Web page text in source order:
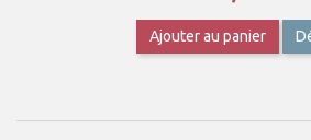
Ajouter au panier